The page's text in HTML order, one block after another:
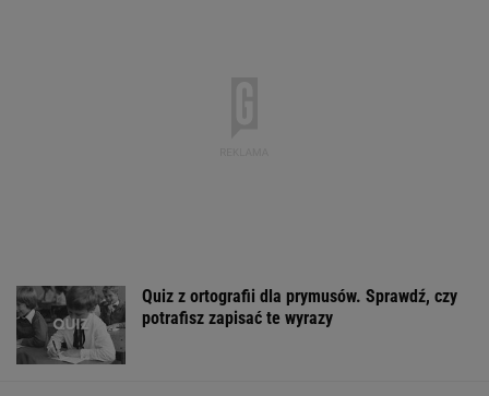
Quiz z ortografii dla prymusów. Sprawdź, czy
potrafisz zapisać te wyrazy